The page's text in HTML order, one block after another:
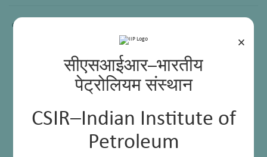
×
सीएसआईआर–भारतीय
पेट्रोलियम संस्थान
CSIR–Indian Institute of
Petroleum
Comming Soon.